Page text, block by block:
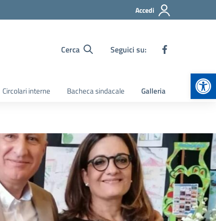
Accedi
Cerca Seguici su:
Circolari interne Bacheca sindacale Galleria